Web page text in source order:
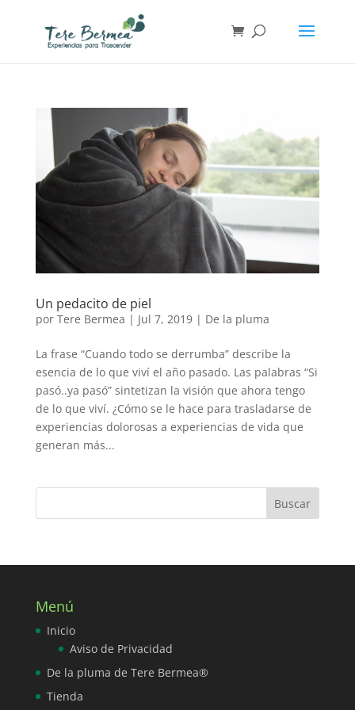
Un pedacito de piel
por Tere Bermea | Jul 7, 2019| De la pluma
La frase “Cuando todo se derrumba” describe la
esencia de lo que viví el año pasado. Las palabras “Si
pasó..ya pasó” sintetizan la visión que ahora tengo
de lo que viví. ¿Cómo se le hace para trasladarse de
experiencias dolorosas a experiencias de vida que
generan más...
Menú
Inicio
Aviso de Privacidad
De la pluma de Tere Bermea®
Tienda